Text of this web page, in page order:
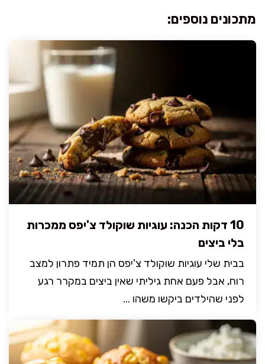
מתכונים נוספים:
10 דקות הכנה: עוגיות שוקולד צ'יפס ממכרות
בלי ביצים
בבית שלי עוגיות שוקולד צ'יפס הן תמיד פתרון למצב
רוח, אבל פעם אחת גיליתי שאין ביצים במקרר רגע
לפני שהילדים ביקשו משהו ...